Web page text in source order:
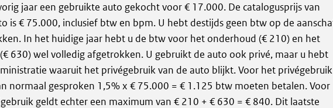
jaar een gebruikte auto gekocht voor € 17.000. De catalogusprijs van
is € 75.000, inclusief btw en bpm. U hebt destijds geen btw op de
In het huidige jaar hebt u de btw voor het onderhoud (€ 210) en het
630) wel volledig afgetrokken. U gebruikt de auto ook privé, maar u hebt
waaruit het privégebruik van de auto blijkt. Voor het privégebruik
normaal gesproken 1,5% x € 75.000 = € 1.125 btw moeten betalen. Voor
geldt echter een maximum van € 210 + € 630 = € 840. Dit laatste